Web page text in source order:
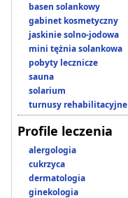
basen solankowy
gabinet kosmetyczny
jaskinie solno-jodowa
mini tężnia solankowa
pobyty lecznicze
sauna
solarium
turnusy rehabilitacyjne
Profile leczenia
alergologia
cukrzyca
dermatologia
ginekologia